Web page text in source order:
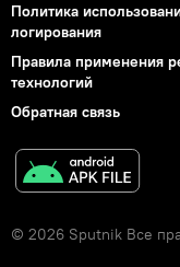
Политика
логирования
Правила применения
технологий
Обратная связь
© 2026 Sputnik Все